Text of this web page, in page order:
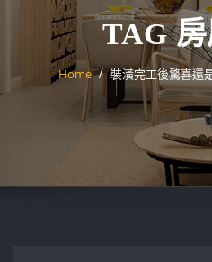
TAG
Home 裝潢完工後驚喜還